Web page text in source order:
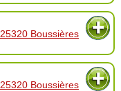
25320 Boussières
25320 Boussières